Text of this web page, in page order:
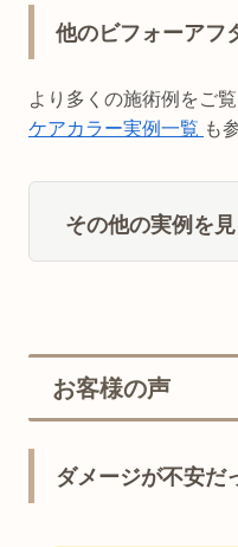
他のビフォーアフ
より多くの施術例をご
ケアカラー実例一覧 も
その他の実例を見
お客様の声
ダメージが不安だ